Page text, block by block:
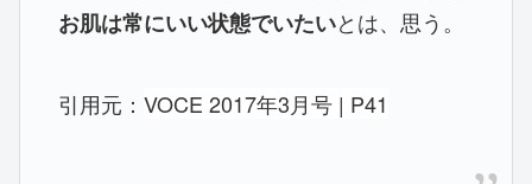
お肌は常にいい状態でいたいとは、思う。
引用元：VOCE 2017年3月号 | P41